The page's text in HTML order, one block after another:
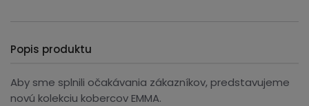
Popis produktu
Aby sme splnili očakávania zákazníkov, predstavujeme
novú kolekciu kobercov EMMA.